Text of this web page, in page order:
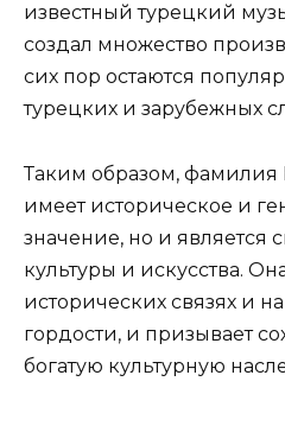
известный турецкий
создал множество
сих пор остаются
турецких и зарубежных
Таким образом, фамилия
имеет историческое и
значение, но и является
культуры и искусства.
исторических связях и
гордости, и призывает
богатую культурную